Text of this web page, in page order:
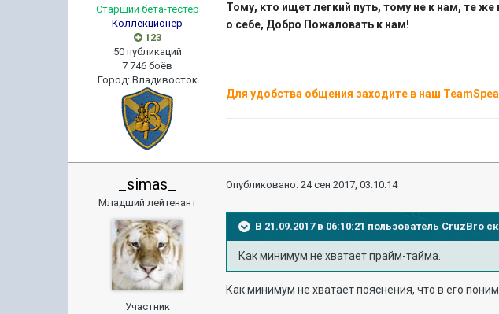
Старший бета-тестер
Коллекционер
123
50 публикаций
7 746 боёв
Город: Владивосток
Тому, кто ищет легкий путь, тому не к нам, те
о себе, Добро Пожаловать к нам!
Для удобства общения заходите в наш
_simas_
Младший лейтенант
Участник
Опубликовано:24 сен 2017, 03:10:14
В 21.09.2017 в 06:10:21 пользователь CruzBro
Как минимум не хватает прайм-тайма.
Как минимум не хватает пояснения, что в его